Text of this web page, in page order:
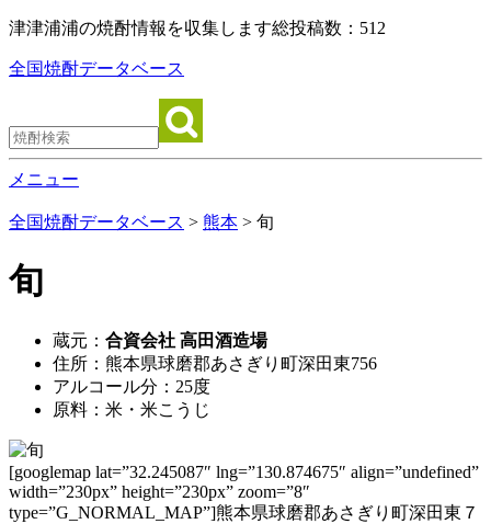
津津浦浦の焼酎情報を収集します総投稿数：512
全国焼酎データベース
メニュー
全国焼酎データベース > 熊本 > 旬
旬
蔵元： 合資会社 高田酒造場
住所：熊本県球磨郡あさぎり町深田東756
アルコール分：25度
原料：米・米こうじ
[googlemap lat=”32.245087″ lng=”130.874675″ align=”undefined”
width=”230px” height=”230px” zoom=”8″
type=”G_NORMAL_MAP”]熊本県球磨郡あさぎり町深田東７